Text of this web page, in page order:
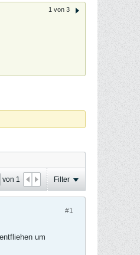
1 von 3
von 1 Filter
#1
um